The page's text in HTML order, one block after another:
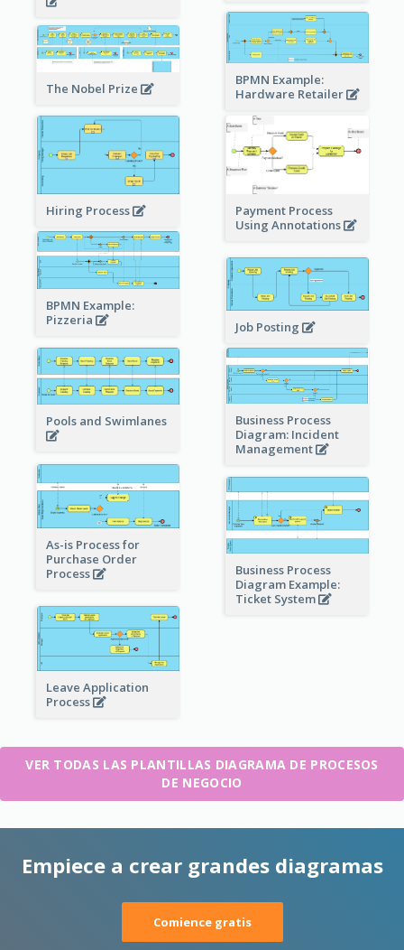
BPMN Example:
Hardware Retailer
The Nobel Prize
Hiring Process
Payment Process
Using Annotations
BPMN Example:
Pizzeria
Job Posting
Pools and Swimlanes
Business Process
Diagram: Incident
Management
As-is Process for
Purchase Order
Process
Business Process
Diagram Example:
Ticket System
Leave Application
Process
VER TODAS LAS PLANTILLAS DIAGRAMA DE PROCESOS
DE NEGOCIO
Empiece a crear grandes diagramas
Comience gratis